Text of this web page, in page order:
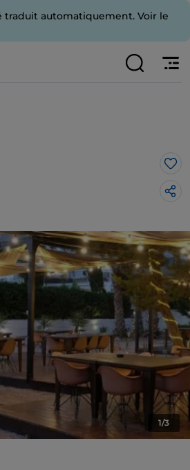
traduit automatiquement. Voir le
1/3